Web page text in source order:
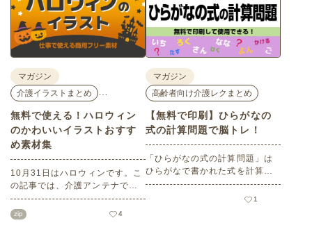
ころ満載のイベントの様子をレ
ポートします。
事前チェックの際にぜひ参考に
してください。
マガジン
介護イラストまとめ
…
無料で使える！ハロウィン
のかわいいイラストおすす
め素材集
10月31日はハロウィンです。こ
の記事では、介護アンテナで扱
う高齢者向けイラスト素材か
ら、ハロウィンにちなんだおば
zip 4
マガジン
高齢者向け介護レクまとめ
【無料で印刷】ひらがなの
式の計算問題で脳トレ！
「ひらがなの式の計算問題」は
ひらがなで書かれた式を計算す
る問題です。想像力やワーキン
グメモリのトレーニングとして
1